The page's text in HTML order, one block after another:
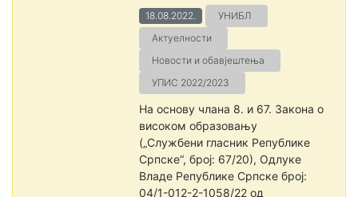
18.08.2022.
УНИБЛ
Актуелности
Новости и обавјештења
УПИС 2022/2023
На основу члана 8. и 67. Закона о
високом образовању
(„Службени гласник Републике
Српске“, број: 67/20), Одлуке
Владе Републике Српске број:
04/1-012-2-1058/22 од